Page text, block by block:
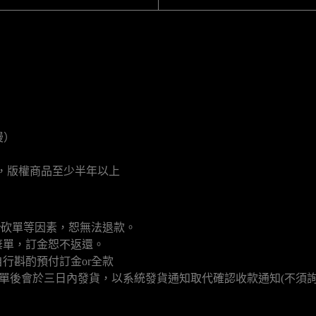
版權商品至少半年以上
單等因素，恕無法退款。
，訂金恕不返還。
斟酌預付訂金or全款
會於三日內發貨，以系統發貨通知取代確認收款通知(不須